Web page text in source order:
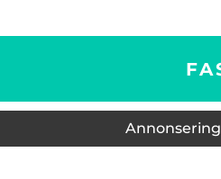
Annonsering